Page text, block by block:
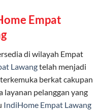
Empat
di wilayah Empat
Lawangtelah menjadi
berkat cakupan
layanan pelanggan yang
IndiHome Empat Lawang